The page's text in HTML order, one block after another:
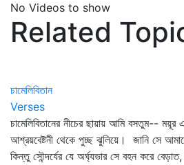
No Videos to show
Related
চামেলিবিতান
Verses
চামেলিবিতানের নীচের ছায়ায় আমি বসতুম--
আশ্রয়বেষ্টনী থেকে পুচ্ছ ঝুলিয়ে। জানি সে
কিন্তু সৌন্দর্যের যে অর্ঘ্যভার সে বহন করে